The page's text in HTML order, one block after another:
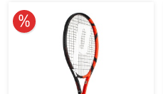
10% obniżone